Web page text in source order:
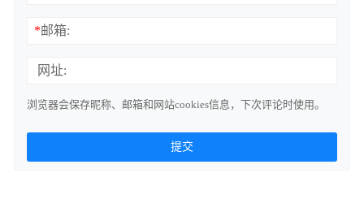
*邮箱:
网址:
浏览器会保存昵称、邮箱和网站cookies信息，下次评论时使用。